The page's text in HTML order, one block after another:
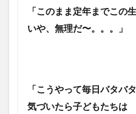
「このまま定年までこの
いや、無理だ〜。。。」
「こうやって毎日バタバ
気づいたら子どもたちは